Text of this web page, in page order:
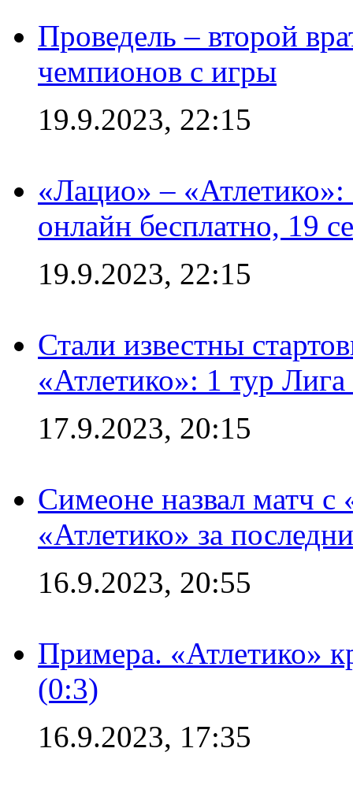
Проведель – второй
чемпионов с игры
19.9.2023, 22:15
«Лацио» –
онлайн бесплатно, 19
19.9.2023, 22:15
Стали известны
«Атлетико»: 1 тур
17.9.2023, 20:15
Симеоне назвал матч
«Атлетико» за
16.9.2023, 20:55
Примера. «Атлетико»
(0:3)
16.9.2023, 17:35